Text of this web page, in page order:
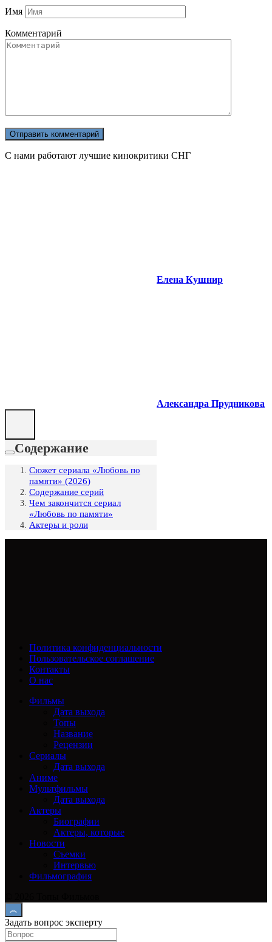
Имя
Комментарий
С нами работают лучшие кинокритики СНГ
Елена Кушнир
Александра Прудникова
Содержание
Сюжет сериала «Любовь по
памяти» (2026)
Содержание серий
Чем закончится сериал
«Любовь по памяти»
Актеры и роли
Политика конфиденциальности
Пользовательское соглашение
Контакты
О нас
Фильмы
Дата выхода
Топы
Название
Рецензии
Сериалы
Дата выхода
Аниме
Мультфильмы
Дата выхода
Актеры
Биографии
Актеры, которые
Новости
Съемки
Интервью
Фильмография
Задать вопрос эксперту